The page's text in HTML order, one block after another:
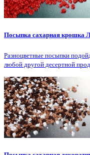
Посыпка сахарная крошка
Разноцветные посыпки
любой другой десертной